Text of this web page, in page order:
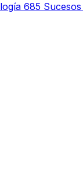
685 Sucesos